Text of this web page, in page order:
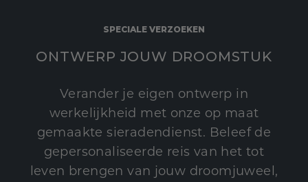
SPECIALE VERZOEKEN
ONTWERP JOUW DROOMSTUK
Verander je eigen ontwerp in
werkelijkheid met onze op maat
gemaakte sieradendienst. Beleef de
gepersonaliseerde reis van het tot
leven brengen van jouw droomjuweel,